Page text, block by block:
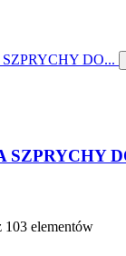
SZPRYCHY
103 elementów